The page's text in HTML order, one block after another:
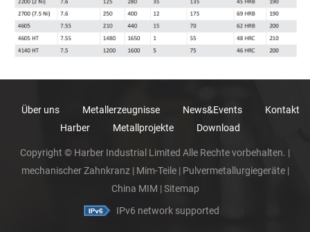
Über uns Metallerzeugnisse News&Events
Kontakt
Harber
Metallprojekte Download
Copyright © Harber Industrial Limited Alle Rechte vorbehalten. |
mechanischer Zahnkranz |Mim-Teile |Pulvermetallurgiegeräte |
China MIM |Sitemap
IPv6 network supported